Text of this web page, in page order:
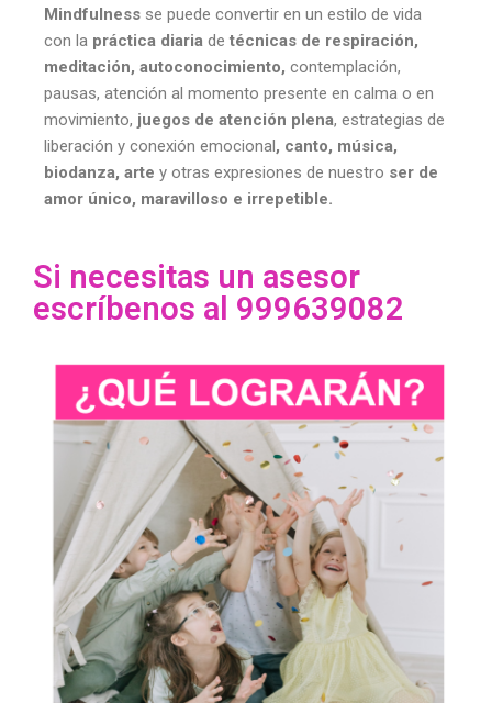
Mindfulness se puede convertir en un estilo de vida
con la práctica diaria de técnicas de respiración,
meditación, autoconocimiento, contemplación,
pausas, atención al momento presente en calma o en
movimiento, juegos de atención plena, estrategias de
liberación y conexión emocional , canto, música,
biodanza, arte y otras expresiones de nuestro ser de
amor único, maravilloso e irrepetible.
Si necesitas un asesor
escríbenos al 999639082